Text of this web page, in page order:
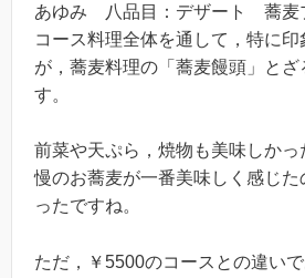
あゆみ 八品目：デザート 蕎麦
コース料理全体を通して，特に
が，蕎麦料理の「蕎麦饅頭」と
す。
前菜や天ぷら，焼物も美味しかっ
慢のお蕎麦が一番美味しく感じ
ったですね。
ただ，￥5500のコースとの違い